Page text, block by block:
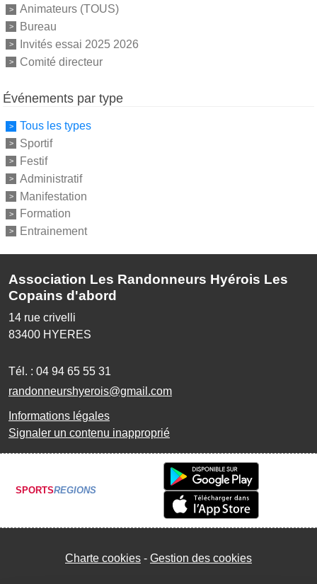
Animateurs (TOUS)
Bureau
Invités essai 2025 2026
Comité directeur
Événements par type
Tous les types
Sportif
Festif
Administratif
Manifestation
Formation
Entrainement
Association Les Randonneurs Hyérois Les
Copains d'abord
14 rue crivelli
83400 HYERES
Tél. : 04 94 65 55 31
randonneurshyerois@gmail.com
Informations légales
Signaler un contenu inapproprié
SPORTSREGIONS
Charte cookies Gestion des cookies